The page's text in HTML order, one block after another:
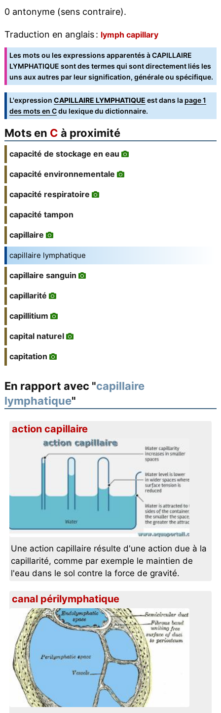
0 antonyme (sens contraire).
Traduction en anglais : lymph capillary
Les mots ou les expressions apparentés à CAPILLAIRE
LYMPHATIQUE sont des termes qui sont directement liés les
uns aux autres par leur signification, générale ou spécifique.
L'expression CAPILLAIRE LYMPHATIQUE est dans la page 1
des mots en Cdu lexique du dictionnaire.
Mots en C à proximité
capacité de stockage en eau
capacité environnementale
capacité respiratoire
capacité tampon
capillaire
capillaire lymphatique
capillaire sanguin
capillarité
capillitium
capital naturel
capitation
En rapport avec "capillaire
lymphatique"
action capillaire
Une action capillaire résulte d'une action due à la
capillarité, comme par exemple le maintien de
l'eau dans le sol contre la force de gravité.
canal périlymphatique